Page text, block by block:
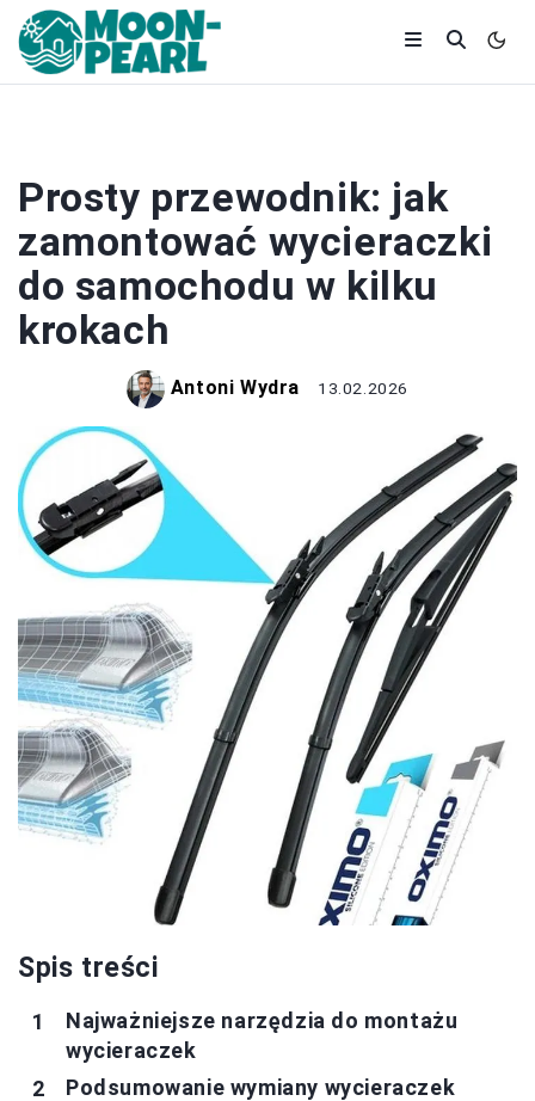
Prosty przewodnik: jak
zamontować wycieraczki
do samochodu w kilku
krokach
Antoni Wydra 13.02.2026
Spis treści
Najważniejsze narzędzia do montażu
wycieraczek
Podsumowanie wymiany wycieraczek